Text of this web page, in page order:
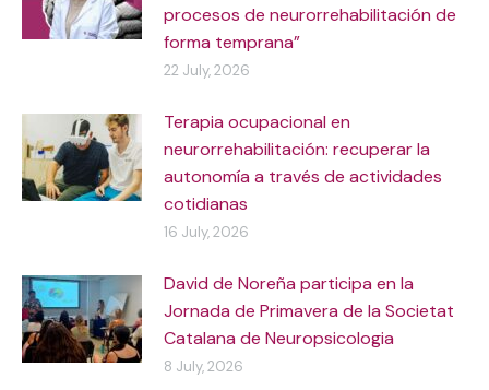
procesos de neurorrehabilitación de
forma temprana”
22 July, 2026
Terapia ocupacional en
neurorrehabilitación: recuperar la
autonomía a través de actividades
cotidianas
16 July, 2026
David de Noreña participa en la
Jornada de Primavera de la Societat
Catalana de Neuropsicologia
8 July, 2026